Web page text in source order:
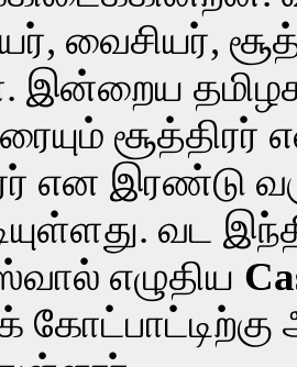
வைசியர்,
இன்றைய
சூத்திரர்
என இரண்டு
வட
எழுதிய